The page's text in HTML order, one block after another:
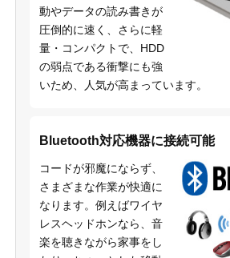
動やデータの読み書きが
圧倒的に速く、さらに軽
量・コンパクトで、HDD
の弱点である衝撃にも強
いため、人気が高まっています。
Bluetooth対応機器に接続可能
コードが邪魔にならず、
さまざまな作業が快適に
なります。例えばワイヤ
レスヘッドホンなら、音
楽を聴きながら家事をし